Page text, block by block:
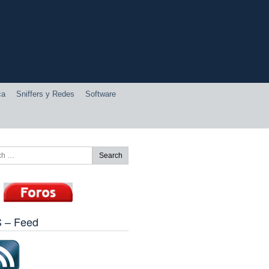
Sniffers y Redes Software
– Feed